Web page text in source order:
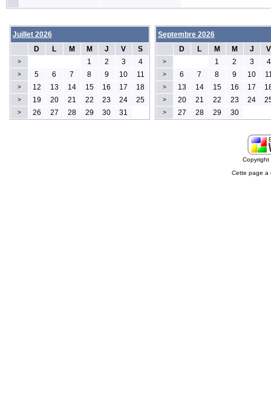
Juillet 2026
D
L M M J V S
> 1 2 3 4
> 5 6 7 8 9 10 11
> 12 13 14 15 16 17 18
> 19 20 21 22 23 24 25
> 26 27 28 29 30 31
Septembre 2026
D
L M M J V
> 1 2 3 4
> 6 7 8 9 10
> 13 14 15 16 17
> 20 21 22 23 24
> 27 28 29 30
Cette page a